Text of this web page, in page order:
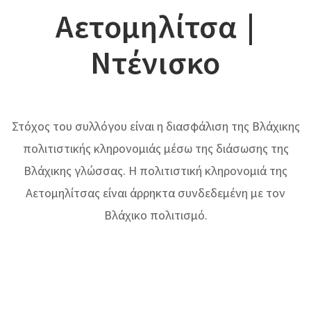
Αετομηλίτσα |
Ντένισκο
Στόχος του συλλόγου είναι η διασφάλιση της Βλάχικης
πολιτιστικής κληρονομιάς μέσω της διάσωσης της
Βλάχικης γλώσσας. Η πολιτιστική κληρονομιά της
Αετομηλίτσας είναι άρρηκτα συνδεδεμένη με τον
Βλάχικο πολιτισμό.